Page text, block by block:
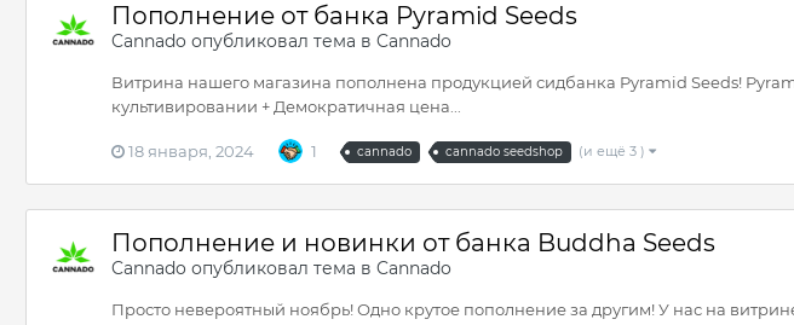
Пополнение от банка Pyramid Seeds
Cannado опубликовал тема в Cannado
Витрина нашего магазина пополнена продукцией сидбанка Pyramid Seeds!
культивировании + Демократичная цена...
18 января, 2024 1 cannado cannado seedshop (и ещё 3 )
Пополнение и новинки от банка Buddha Seeds
Cannado опубликовал тема в Cannado
Просто невероятный ноябрь! Одно крутое пополнение за другим! У нас на